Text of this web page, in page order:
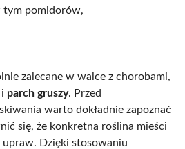
pomidorów,
zalecane w walce z chorobami,
i parch gruszy. Przed
warto dokładnie zapoznać
się, że konkretna roślina mieści
Dzięki stosowaniu